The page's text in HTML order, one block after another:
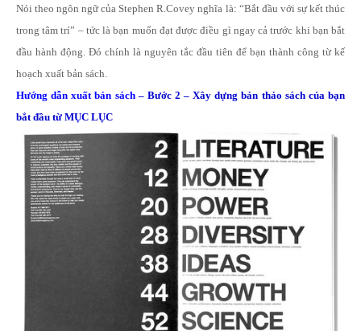
Nói theo ngôn ngữ của Stephen R.Covey nghĩa là: “Bắt đầu với sự kết thúc
trong tâm trí” – tức là bạn muốn đạt được điều gì ngay cả trước khi bạn bắt
đầu hành động. Đó chính là nguyên tắc đầu tiên để bạn thành công từ kế
hoạch xuất bản sách.
Hướng dẫn xuất bản sách– Bước 2 – Xây dựng bản thảo sách của bạn
bắt đầu từ MỤC LỤC